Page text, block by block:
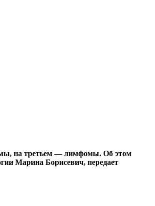
на третьем — лимфомы. Об этом
Марина Борисевич, передает